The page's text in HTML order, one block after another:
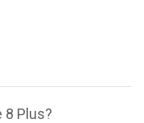
8 Plus?